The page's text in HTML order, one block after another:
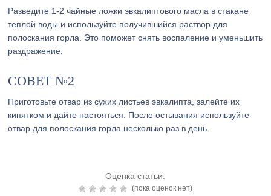
Разведите 1-2 чайные ложки эвкалиптового масла в стакане
теплой воды и используйте получившийся раствор для
полоскания горла. Это поможет снять воспаление и уменьшить
раздражение.
СОВЕТ №2
Приготовьте отвар из сухих листьев эвкалипта, залейте их
кипятком и дайте настояться. После остывания используйте
отвар для полоскания горла несколько раз в день.
Оценка статьи:
(пока оценок нет)